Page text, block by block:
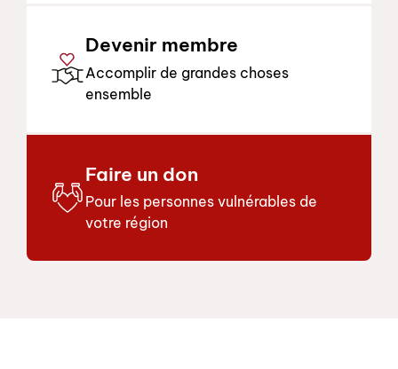
Devenir membre
Accomplir de grandes choses
ensemble
Faire un don
Pour les personnes vulnérables de
votre région